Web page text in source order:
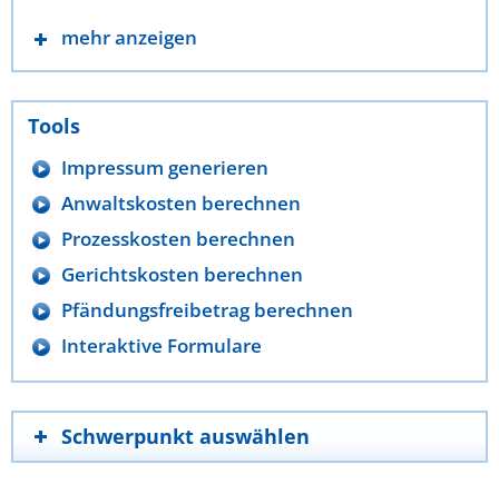
mehr anzeigen
Tools
Impressum generieren
Anwaltskosten berechnen
Prozesskosten berechnen
Gerichtskosten berechnen
Pfändungsfreibetrag berechnen
Interaktive Formulare
Schwerpunkt auswählen